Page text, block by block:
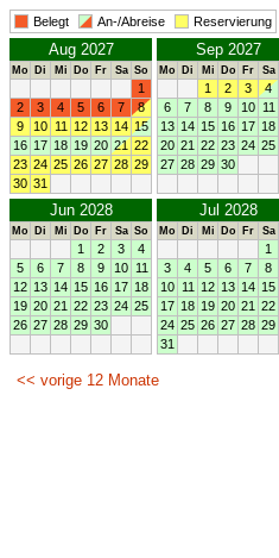
Belegt An-/Abreise Reservierung
Aug 2027
Mo Di Mi Do Fr Sa So
1
2
3 4 5 6 7
8
9
10 11 12 13 14 15
16 17 18 19 20 21 22
23 24 25 26 27 28 29
30 31
Sep 2027
Mo Di Mi Do Fr Sa
1 2 3 4
6
7 8 9 10 11
13 14 15 16 17 18
20 21 22 23 24 25
27 28 29 30
Jun 2028
Mo Di Mi Do Fr Sa So
1 2 3
4
5
6 7 8 9 10 11
12 13 14 15 16 17 18
19 20 21 22 23 24 25
26 27 28 29 30
Jul 2028
Mo Di Mi Do Fr Sa
1
3
4 5 6 7 8
10 11 12 13 14 15
17 18 19 20 21 22
24 25 26 27 28 29
31
<< vorige 12 Monate